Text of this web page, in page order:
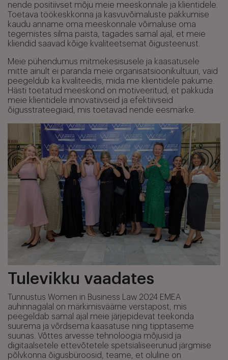
nende positiivset mõju meie meeskonnale ja klientidele.
Toetava töökeskkonna ja kasvuvõimaluste pakkumise
kaudu anname oma meeskonnale võimaluse oma
tegemistes silma paista, tagades samal ajal, et meie
kliendid saavad kõige kvaliteetsemat õigusteenust.
Meie pühendumus mitmekesisusele ja kaasatusele
mitte ainult ei paranda meie organisatsioonikultuuri, vaid
peegeldub ka kvaliteedis, mida me klientidele pakume.
Hästi toetatud meeskond on motiveeritud, et pakkuda
meie klientidele innovatiivseid ja efektiivseid
õigusstrateegiaid, mis toetavad nende eesmärke.
Tulevikku vaadates
Tunnustus Women in Business Law 2024 EMEA
auhinnagalal on märkimisväärne verstapost, mis
peegeldab samal ajal meie järjepidevat teekonda
suurema ja võrdsema kaasatuse ning tipptaseme
suunas. Võttes arvesse tehnoloogia mõjusid ja
digitaalsetele ettevõtetele spetsialiseerunud järgmise
põlvkonna õigusbüroosid, teame, et oluline on